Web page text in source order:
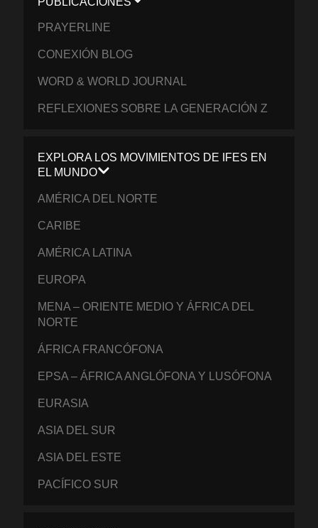
PRAYERLINE
CONEXIÓN BLOG
WORD & WORLD JOURNAL
REFLEXIONES SOBRE LA GENERACIÓN Z
EXPLORA LOS MOVIMIENTOS DE IFES EN
EL MUNDO
AMÉRICA DEL NORTE
CARIBE
AMÉRICA LATINA
EUROPA
MENA – ORIENTE MEDIO Y ÁFRICA DEL
NORTE
ÁFRICA FRANCÓFONA
EPSA – ÁFRICA ANGLÓFONA Y LUSÓFONA
EURASIA
ASIA DEL SUR
ASIA DEL ESTE
PACÍFICO SUR